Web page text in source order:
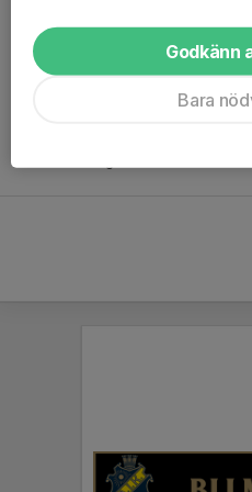
genom uppstart av ett flertal
höst. Lite "extra krut" läggs på
damlaget än tidigare.
Godkänn
Bara